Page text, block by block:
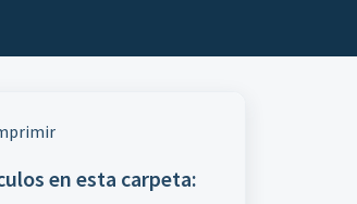
en esta carpeta: